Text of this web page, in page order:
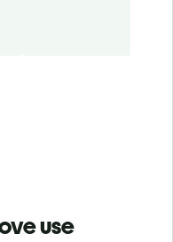
use